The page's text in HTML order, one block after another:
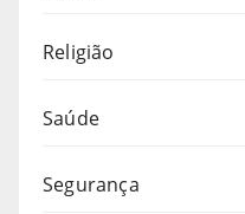
Religião
Saúde
Segurança